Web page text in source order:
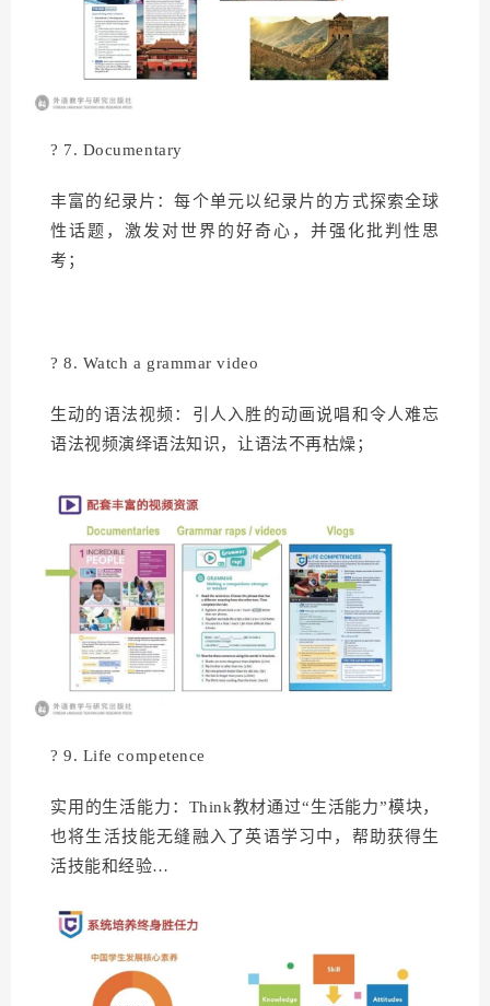
? 7. Documentary
丰富的纪录片：每个单元以纪录片的方式探索全球
性话题，激发对世界的好奇心，并强化批判性思
考；
? 8. Watch a grammar video
生动的语法视频：引人入胜的动画说唱和令人难忘
语法视频演绎语法知识，让语法不再枯燥；
? 9. Life competence
实用的生活能力：Think教材通过“生活能力”模块，
也将生活技能无缝融入了英语学习中，帮助获得生
活技能和经验…